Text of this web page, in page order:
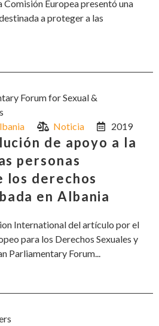
Comisión Europea presentó una
a proteger a las
Forum for Sexual &
Noticia 2019
de apoyo a la
personas
los derechos
en Albania
International del artículo por el
para los Derechos Sexuales y
Parliamentary Forum...